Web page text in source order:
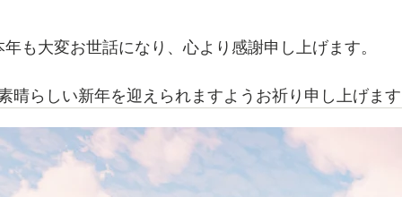
年も大変お世話になり、心より感謝申し上げます。
晴らしい新年を迎えられますようお祈り申し上げま